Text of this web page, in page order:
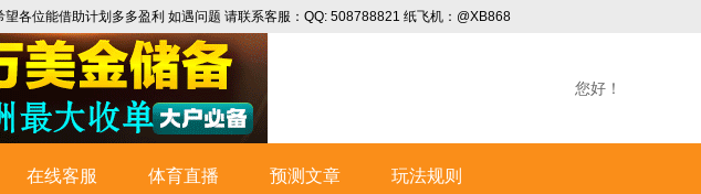
各位能借助计划多多盈利 如遇问题 请联系客服：QQ: 508788821 纸飞机：@XB868
您好！
在线客服 体育直播 预测文章 玩法规则